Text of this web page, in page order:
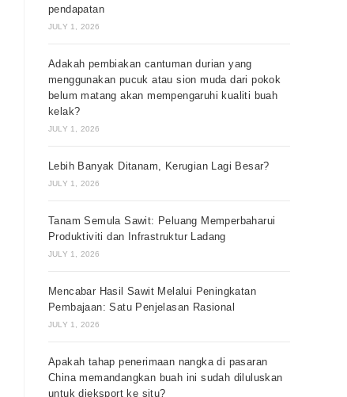
pendapatan
JULY 1, 2026
Adakah pembiakan cantuman durian yang
menggunakan pucuk atau sion muda dari pokok
belum matang akan mempengaruhi kualiti buah
kelak?
JULY 1, 2026
Lebih Banyak Ditanam, Kerugian Lagi Besar?
JULY 1, 2026
Tanam Semula Sawit: Peluang Memperbaharui
Produktiviti dan Infrastruktur Ladang
JULY 1, 2026
Mencabar Hasil Sawit Melalui Peningkatan
Pembajaan: Satu Penjelasan Rasional
JULY 1, 2026
Apakah tahap penerimaan nangka di pasaran
China memandangkan buah ini sudah diluluskan
untuk dieksport ke situ?